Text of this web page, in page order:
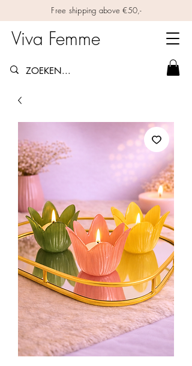
Free shipping above €50,-
Viva Femme